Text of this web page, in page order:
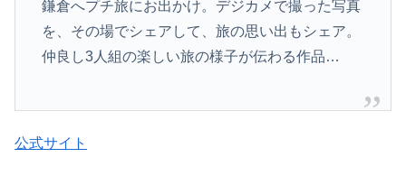
鎌倉へプチ旅にお出かけ。デジカメで撮った写真
を、その場でシェアして、旅の思い出もシェア。
仲良し3人組の楽­しい旅の様子が伝わる作品…
公式サイト